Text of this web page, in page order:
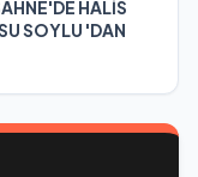
HALİS
SOYLU 'DAN